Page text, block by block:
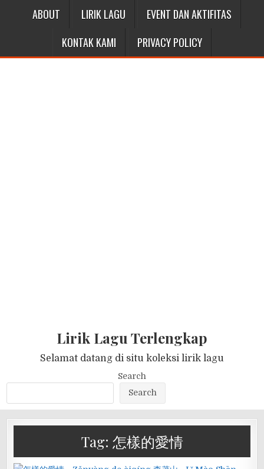
ABOUT LIRIK LAGU
EVENT DAN AKTIFITAS
KONTAK KAMI
PRIVACY POLICY
Lirik Lagu Terlengkap
Selamat datang di situ koleksi lirik lagu
Search
Search
Tag: 怎樣的愛情